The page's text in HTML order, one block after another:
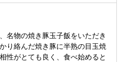
高！！ あっという間に完食！
、回転も良いようで 待っている
った際は食
名物の焼き豚玉子飯をいただき
り絡んだ焼き豚に半熟の目玉焼
性がとても良く、食べ始めると